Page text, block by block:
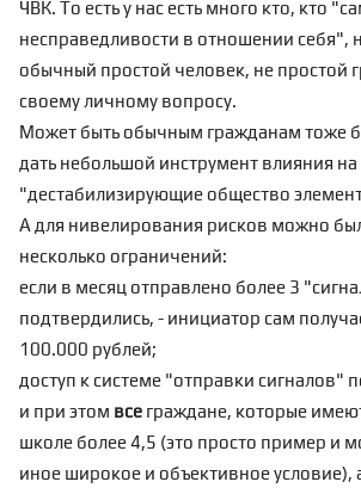
ЧВК. То есть у нас есть много кто, кто
несправедливости в отношении себя",
обычный простой человек, не простой
своему личному вопросу.
Может быть обычным гражданам тоже
дать небольшой инструмент влияния на
"дестабилизирующие общество
А для нивелирования рисков можно
несколько ограничений:
если в месяц отправлено более 3
подтвердились, - инициатор сам
100.000 рублей;
доступ к системе "отправки сигналов"
и при этом все граждане, которые
школе более 4,5 (это просто пример и
иное широкое и объективное условие),